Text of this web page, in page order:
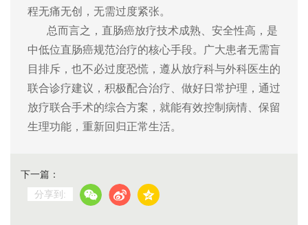
程无痛无创，无需过度紧张。
总而言之，直肠癌放疗技术成熟、安全性高，是
中低位直肠癌规范治疗的核心手段。广大患者无需盲
目排斥，也不必过度恐慌，遵从放疗科与外科医生的
联合诊疗建议，积极配合治疗、做好日常护理，通过
放疗联合手术的综合方案，就能有效控制病情、保留
生理功能，重新回归正常生活。
下一篇：
分享到: